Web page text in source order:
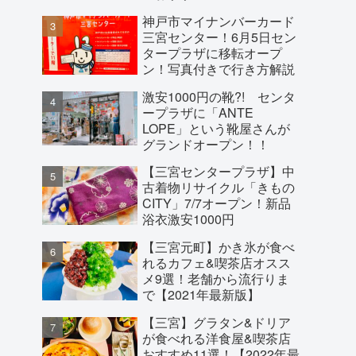
神戸市マイナンバーカード
三宮センター！6月5日セン
タープラザに移転オープ
ン！写真付きで行き方解説
激安1000円の靴?! センタ
ープラザに「ANTE
LOPE」という靴屋さんが
グランドオープン！！
【三宮センタープラザ】中
古着物リサイクル「きもの
CITY」7/7オープン！新品
浴衣激安1000円
【三宮元町】かき氷が食べ
れるカフェ&喫茶店オスス
メ9選！老舗から流行りま
で【2021年最新版】
【三宮】グラタン&ドリア
が食べれる洋食屋&喫茶店